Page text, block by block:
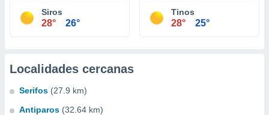
Siros
28° 26°
Tinos
28° 25°
Localidades cercanas
Serifos (27.9 km)
Antiparos (32.64 km)